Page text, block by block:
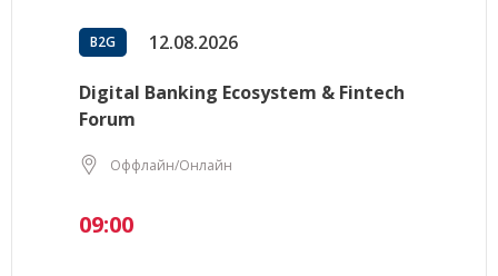
B2G 12.08.2026
Digital Banking Ecosystem & Fintech
Forum
Оффлайн/Онлайн
09:00